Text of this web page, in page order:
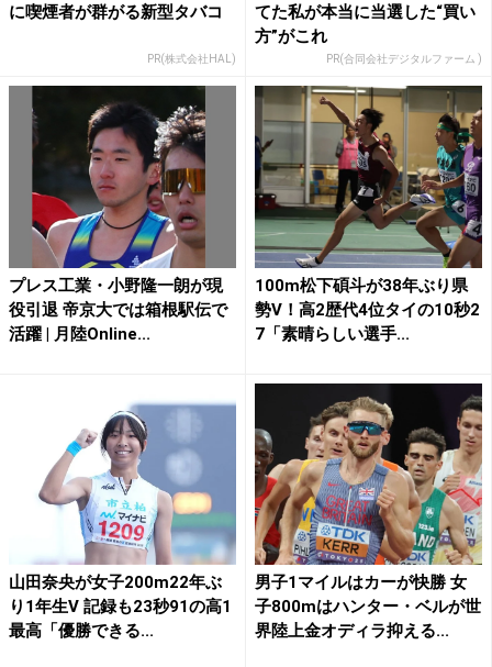
に喫煙者が群がる新型タバコ
PR(株式会社HAL)
てた私が本当に当選した“買い
方”がこれ
PR(合同会社デジタルファーム )
プレス工業・小野隆一朗が現
役引退 帝京大では箱根駅伝で
活躍 | 月陸Online...
100m松下碩斗が38年ぶり県
勢V！高2歴代4位タイの10秒2
7「素晴らしい選手...
山田奈央が女子200m22年ぶ
り1年生V 記録も23秒91の高1
最高「優勝できる...
男子1マイルはカーが快勝 女
子800mはハンター・ベルが世
界陸上金オディラ抑える...